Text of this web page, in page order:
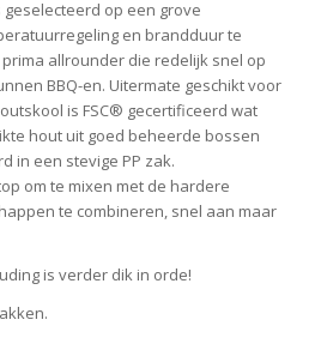
op een grove
en brandduur te
allrounder die redelijk snel op
BBQ-en. Uitermate geschikt voor
is FSC® gecertificeerd wat
hout uit goed beheerde bossen
in een stevige PP zak.
om te mixen met de hardere
te combineren, snel aan maar
is verder dik in orde!